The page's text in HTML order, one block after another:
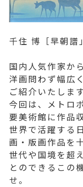
千住 博［早朝
国内人気作家か
洋画問わず幅広
ご紹介いたします
今回は、メトロ
要美術館に作品
世界で活躍する
画・版画作品を
世代や国境を超
とのできるこの
せ。